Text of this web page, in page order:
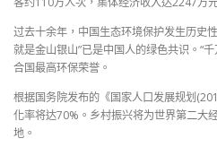
过去十余年，中国生态环境保护发生历史
就是金山银山”已是中国人的绿色共识。“
合国最高环保荣誉。
根据国务院发布的《国家人口发展规划
化率将达70%。乡村振兴将为世界第二大
地。